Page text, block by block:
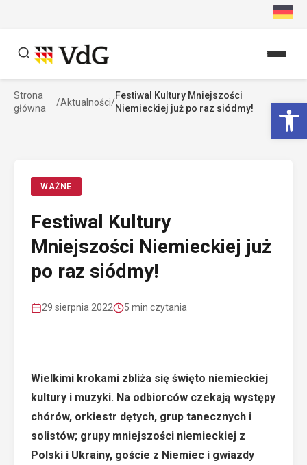
Szukaj
Szukaj
Strona
główna
/Aktualności/
Festiwal Kultury Mniejszości
Niemieckiej już po raz siódmy!
WAŻNE
Festiwal Kultury
Mniejszości Niemieckiej już
po raz siódmy!
29 sierpnia 2022 5 min czytania
Wielkimi krokami zbliża się święto niemieckiej
kultury i muzyki. Na odbiorców czekają występy
chórów, orkiestr dętych, grup tanecznych i
solistów; grupy mniejszości niemieckiej z
Polski i Ukrainy, goście z Niemiec i gwiazdy